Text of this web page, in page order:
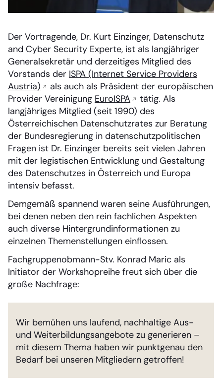
Der Vortragende, Dr. Kurt Einzinger, Datenschutz
and Cyber Security Experte, ist als langjähriger
Generalsekretär und derzeitiges Mitglied des
Vorstands der ISPA (Internet Service Providers
Austria)
als auch als Präsident der europäischen
Provider Vereinigung EuroISPA
tätig. Als
langjähriges Mitglied (seit 1990) des
Österreichischen Datenschutzrates zur Beratung
der Bundesregierung in datenschutzpolitischen
Fragen ist Dr. Einzinger bereits seit vielen Jahren
mit der legistischen Entwicklung und Gestaltung
des Datenschutzes in Österreich und Europa
intensiv befasst.
Demgemäß spannend waren seine Ausführungen,
bei denen neben den rein fachlichen Aspekten
auch diverse Hintergrundinformationen zu
einzelnen Themenstellungen einflossen.
Fachgruppenobmann-Stv. Konrad Maric als
Initiator der Workshopreihe freut sich über die
große Nachfrage:
Wir bemühen uns laufend, nachhaltige Aus-
und Weiterbildungsangebote zu generieren –
mit diesem Thema haben wir punktgenau den
Bedarf bei unseren Mitgliedern getroffen!